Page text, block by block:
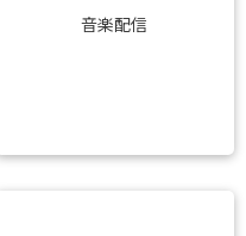
音楽配信